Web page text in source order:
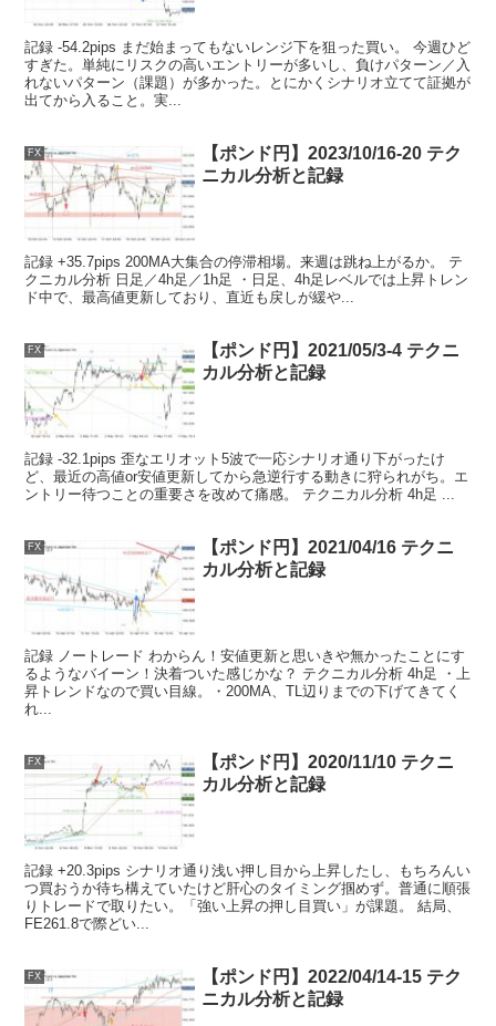
記録 -54.2pips まだ始まってもないレンジ下を狙った買い。 今週ひど
すぎた。単純にリスクの高いエントリーが多いし、負けパターン／入
れないパターン（課題）が多かった。とにかくシナリオ立てて証拠が
出てから入ること。実...
FX
【ポンド円】2023/10/16-20 テク
ニカル分析と記録
記録 +35.7pips 200MA大集合の停滞相場。来週は跳ね上がるか。 テ
クニカル分析 日足／4h足／1h足 ・日足、4h足レベルでは上昇トレン
ド中で、最高値更新しており、直近も戻しが緩や...
FX
【ポンド円】2021/05/3-4 テクニ
カル分析と記録
記録 -32.1pips 歪なエリオット5波で一応シナリオ通り下がったけ
ど、最近の高値or安値更新してから急逆行する動きに狩られがち。エ
ントリー待つことの重要さを改めて痛感。 テクニカル分析 4h足 ...
FX
【ポンド円】2021/04/16 テクニ
カル分析と記録
記録 ノートレード わからん！安値更新と思いきや無かったことにす
るようなバイーン！決着ついた感じかな？ テクニカル分析 4h足 ・上
昇トレンドなので買い目線。・200MA、TL辺りまでの下げてきてく
れ...
FX
【ポンド円】2020/11/10 テクニ
カル分析と記録
記録 +20.3pips シナリオ通り浅い押し目から上昇したし、もちろんい
つ買おうか待ち構えていたけど肝心のタイミング掴めず。普通に順張
りトレードで取りたい。「強い上昇の押し目買い」が課題。 結局、
FE261.8で際どい...
FX
【ポンド円】2022/04/14-15 テク
ニカル分析と記録